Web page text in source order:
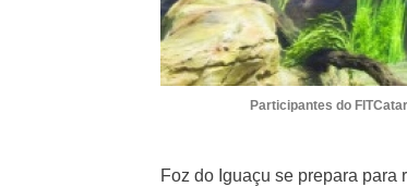
Participantes do
Foz do Iguaçu se prepara